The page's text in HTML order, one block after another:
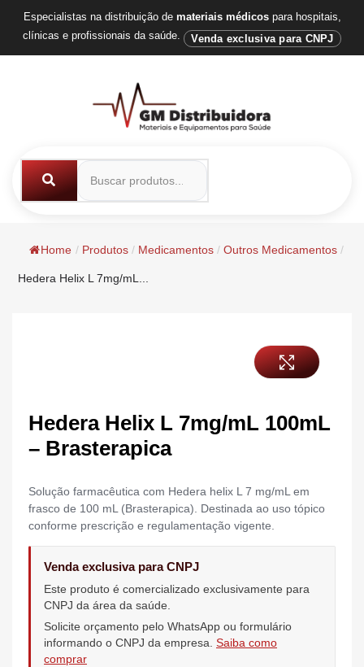
Especialistas na distribuição de materiais médicospara hospitais,
clínicas e profissionais da saúde.
Venda exclusiva para CNPJ
Home / Produtos / Medicamentos / Outros Medicamentos /
Hedera Helix L 7mg/mL...
Hedera Helix L 7mg/mL 100mL
– Brasterapica
Solução farmacêutica com Hedera helix L 7 mg/mL em
frasco de 100 mL (Brasterapica). Destinada ao uso tópico
conforme prescrição e regulamentação vigente.
Venda exclusiva para CNPJ
Este produto é comercializado exclusivamente para
CNPJ da área da saúde.
Solicite orçamento pelo WhatsApp ou formulário
informando o CNPJ da empresa. Saiba como
comprar